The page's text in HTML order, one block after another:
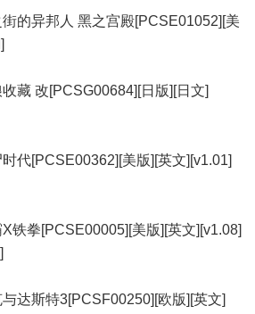
异邦人 黑之宫殿[PCSE01052][美
改[PCSG00684][日版][日文]
[PCSE00362][美版][英文][v1.01]
拳[PCSE00005][美版][英文][v1.08]
斯特3[PCSF00250][欧版][英文]